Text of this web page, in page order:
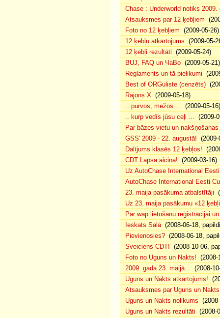
Chase : Underworld notiks 2009.
Atsauksmes par 12 ķebļiem
Foto no 12 ķebļiem (2009-05-26)
12 ķebļu atkārtojums (2009-05-
12 ķebļi rezultāti (2009-05-24)
BUJ, FAQ un ЧаВо (2009-05-21)
Reglaments un tā pielikumi
Best of ORGuliste (cenzēts)
Rajons X (2009-05-18)
.. purvos, mežos ... (2009-05-16)
.. kurp vedīs jūsu ceļi ... (2009-
Par bāzes vietu un
GSS' 2009 - 22. augustā! (2009-
Dalījums klasēs 12 ķebļos!
CDT Lapsa aicina! (2009-03-16)
Uz AutoChase International
AutoChase International Eesti
23. maija pasākuma atbalstītāji
Uz 23. maija pasākumu «12
Par wap lietošanu reģistrācijai
Ieskats Salā(2008-06-18,
Pievienosies? (2008-06-18,
Sveiciens CDT! (2008-10-06,
Foto no Uguns un Nakts! (2008-
2009. gada 23. maijā... (2008-
Uguns un Nakts atkārtojums!
Atsauksmes par Uguns un Nakts
Uguns un Nakts nolikums
Uguns un Nakts rezultāti (2008-